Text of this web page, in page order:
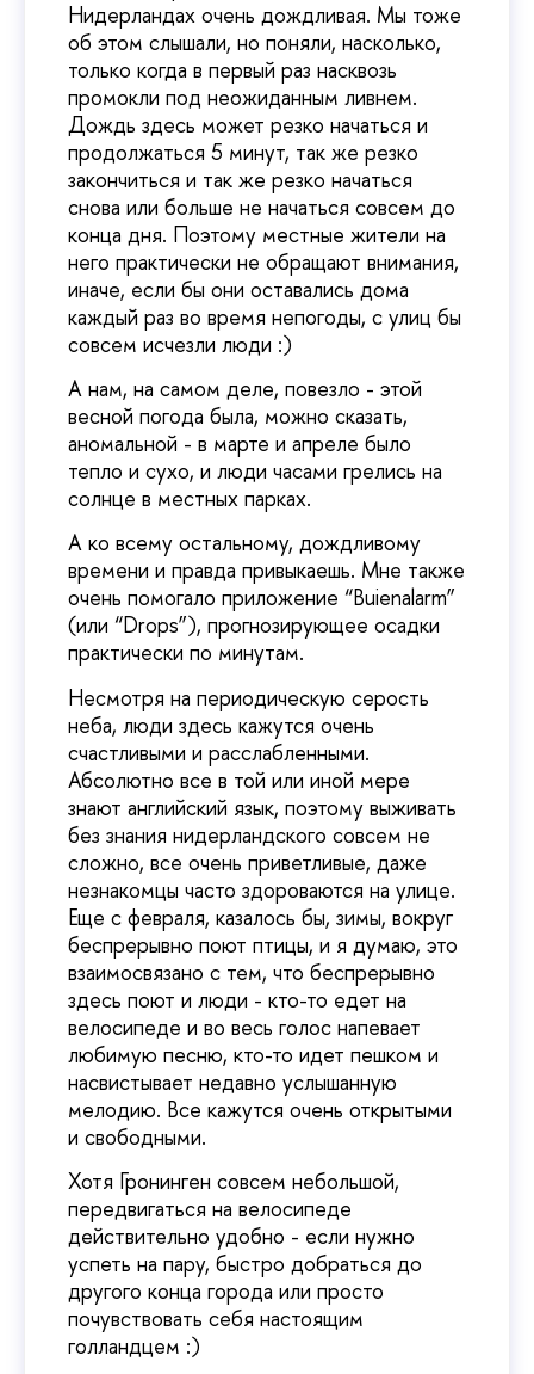
Нидерландах очень дождливая. Мы тоже
об этом слышали, но поняли, насколько,
только когда в первый раз насквозь
промокли под неожиданным ливнем.
Дождь здесь может резко начаться и
продолжаться 5 минут, так же резко
закончиться и так же резко начаться
снова или больше не начаться совсем до
конца дня. Поэтому местные жители на
него практически не обращают внимания,
иначе, если бы они оставались дома
каждый раз во время непогоды, с улиц бы
совсем исчезли люди :)
А нам, на самом деле, повезло - этой
весной погода была, можно сказать,
аномальной - в марте и апреле было
тепло и сухо, и люди часами грелись на
солнце в местных парках.
А ко всему остальному, дождливому
времени и правда привыкаешь. Мне также
очень помогало приложение “Buienalarm”
(или “Drops”), прогнозирующее осадки
практически по минутам.
Несмотря на периодическую серость
неба, люди здесь кажутся очень
счастливыми и расслабленными.
Абсолютно все в той или иной мере
знают английский язык, поэтому выживать
без знания нидерландского совсем не
сложно, все очень приветливые, даже
незнакомцы часто здороваются на улице.
Еще с февраля, казалось бы, зимы, вокруг
беспрерывно поют птицы, и я думаю, это
взаимосвязано с тем, что беспрерывно
здесь поют и люди - кто-то едет на
велосипеде и во весь голос напевает
любимую песню, кто-то идет пешком и
насвистывает недавно услышанную
мелодию. Все кажутся очень открытыми
и свободными.
Хотя Гронинген совсем небольшой,
передвигаться на велосипеде
действительно удобно - если нужно
успеть на пару, быстро добраться до
другого конца города или просто
почувствовать себя настоящим
голландцем :)